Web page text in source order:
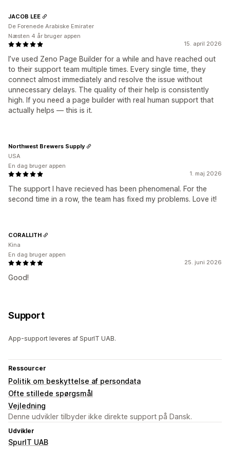
15. april 2026
I’ve used Zeno Page Builder for a while and have reached out
to their support team multiple times. Every single time, they
connect almost immediately and resolve the issue without
unnecessary delays. The quality of their help is consistently
high. If you need a page builder with real human support that
actually helps — this is it.
JACOB LEE
De Forenede Arabiske Emirater
Næsten 4 år bruger appen
1. maj 2026
The support I have recieved has been phenomenal. For the
second time in a row, the team has fixed my problems. Love it!
Northwest Brewers Supply
USA
En dag bruger appen
25. juni 2026
Good!
CORALLITH
Kina
En dag bruger appen
Support
App-support leveres af SpurIT UAB.
Ressourcer
Politik om beskyttelse af persondata
Ofte stillede spørgsmål
Vejledning
Denne udvikler tilbyder ikke direkte support på Dansk.
Udvikler
SpurIT UAB